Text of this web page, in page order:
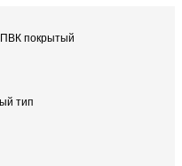
покрытый
тип